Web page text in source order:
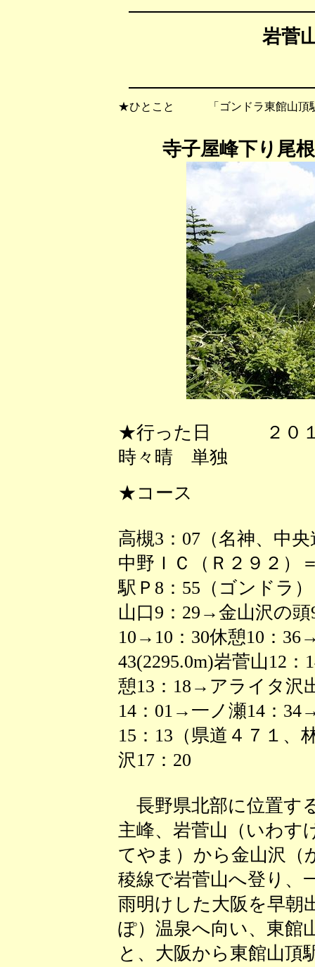
岩菅
★ひとこと 「ゴンドラ東館山頂駅
寺子屋峰下り尾
★行った日 ２０１
時々晴 単独
★コース
高槻3：07（名神、中
中野ＩＣ（Ｒ２９２）
駅Ｐ8：55（ゴンドラ
山口9：29→金山沢の
10→10：30休憩10：
43(2295.0m)岩菅山12
憩13：18→アライタ沢
14：01→一ノ瀬14：
15：13（県道４７１、
沢17：20
長野県北部に位置す
主峰、岩菅山（いわす
てやま）から金山沢（
稜線で岩菅山へ登り、
雨明けした大阪を早朝
ぽ）温泉へ向い、東館
と、大阪から東館山頂